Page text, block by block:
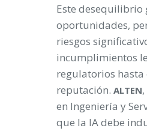
Este desequilibrio
oportunidades,
riesgos
incumplimientos
regulatorios hasta
reputación. ALTEN
en Ingeniería y
que la IA debe